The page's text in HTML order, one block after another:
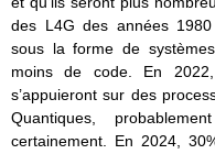
des L4G des années
sous la forme de
moins de code. En
s’appuieront sur des
Quantiques,
certainement. En 2024,